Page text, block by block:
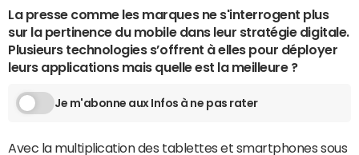
La presse comme les marques ne s'interrogent plus
sur la pertinence du mobile dans leur stratégie digitale.
Plusieurs technologies s’offrent à elles pour déployer
leurs applications mais quelle est la meilleure ?
Je m'abonne aux Infos à ne pas rater
Avec la multiplication des tablettes et smartphones sous